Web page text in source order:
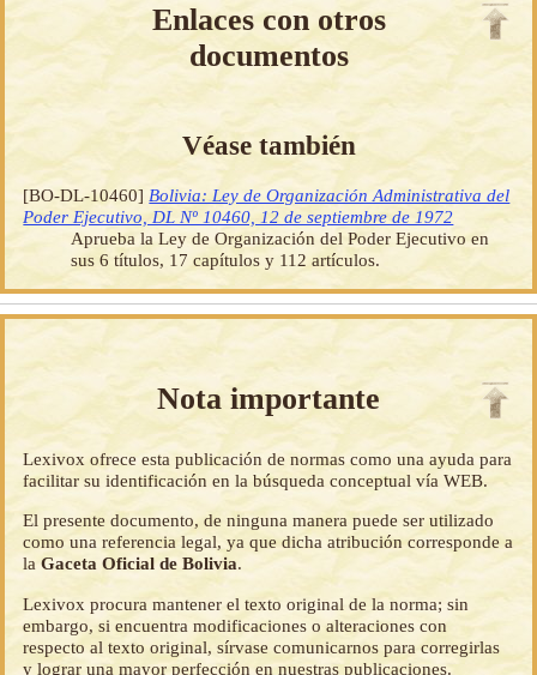
Enlaces con otros
documentos
Véase también
[BO-DL-10460] Bolivia: Ley de Organización Administrativa del
Poder Ejecutivo, DL Nº 10460, 12 de septiembre de 1972
Aprueba la Ley de Organización del Poder Ejecutivo en
sus 6 títulos, 17 capítulos y 112 artículos.
Nota importante
Lexivox ofrece esta publicación de normas como una ayuda para
facilitar su identificación en la búsqueda conceptual vía WEB.
El presente documento, de ninguna manera puede ser utilizado
como una referencia legal, ya que dicha atribución corresponde a
laGaceta Oficial de Bolivia.
Lexivox procura mantener el texto original de la norma; sin
embargo, si encuentra modificaciones o alteraciones con
respecto al texto original, sírvase comunicarnos para corregirlas
y lograr una mayor perfección en nuestras publicaciones.